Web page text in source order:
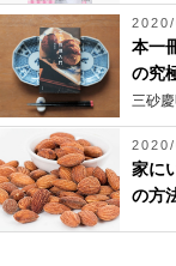
本一
の究
三砂慶
家に
の方